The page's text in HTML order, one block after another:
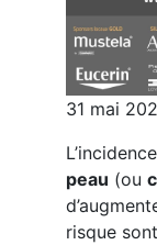
31 mai
peau (ou
risque